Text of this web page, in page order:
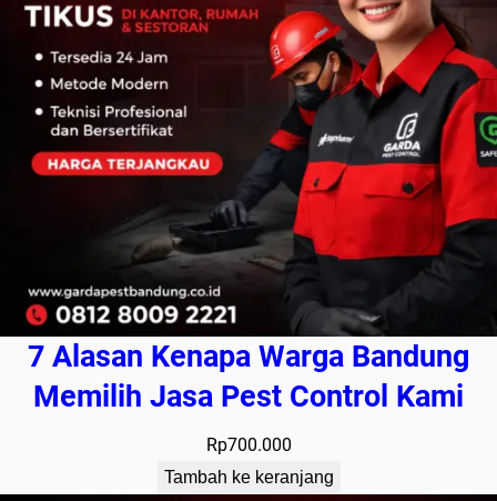
7 Alasan Kenapa Warga Bandung
Memilih Jasa Pest Control Kami
Rp700.000
Tambah ke keranjang